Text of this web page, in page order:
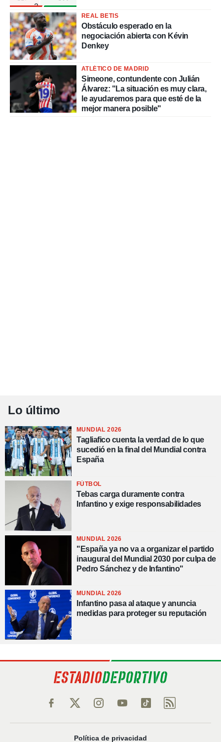
2
REAL BETIS
Obstáculo esperado en la
negociación abierta con Kévin
Denkey
ATLÉTICO DE MADRID
Simeone, contundente con Julián
Álvarez: "La situación es muy clara,
le ayudaremos para que esté de la
mejor manera posible"
Lo último
MUNDIAL 2026
Tagliafico cuenta la verdad de lo que
sucedió en la final del Mundial contra
España
FÚTBOL
Tebas carga duramente contra
Infantino y exige responsabilidades
MUNDIAL 2026
"España ya no va a organizar el partido
inaugural del Mundial 2030 por culpa de
Pedro Sánchez y de Infantino"
MUNDIAL 2026
Infantino pasa al ataque y anuncia
medidas para proteger su reputación
Política de privacidad